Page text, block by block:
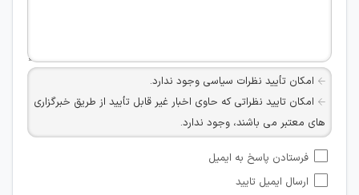
امکان تأیید نظرات سیاسی وجود ندارد.
امکان تایید نظراتی که حاوی اخبار غیر قابل تأیید از طریق خبرگزاری
های معتبر می باشند، وجود ندارد.
شبکه های مجازی ارتباطی می باشند وجود ندارد.
امکان تأیید نظرات کاربرانی که به هر طریقی قصد مأیوس کردن
فرستادن پاسخ به ایمیل
ارسال ایمیل تایید